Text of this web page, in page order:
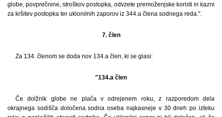
globe, povprečnine, stroškov postopka, odvzete premoženjske koristi in kazni
za kršitev postopka ter uklonilnih zaporov iz 344.a člena sodnega reda.".
7. člen
Za 134. členom se doda nov 134.a člen, ki se glasi:
"134.a člen
Če dolžnik globe ne plača v odrejenem roku, z razporedom dela
okrajnega sodišča določena sodna oseba najkasneje v 30 dneh po izteku